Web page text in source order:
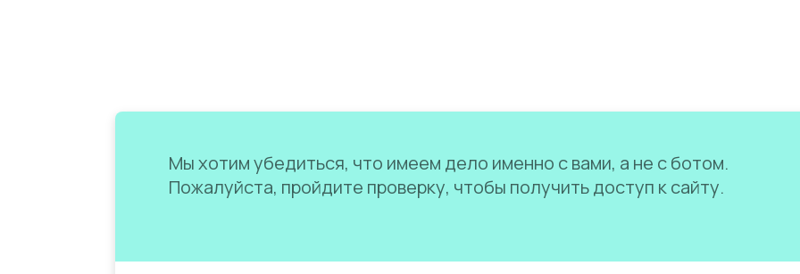
Мы хотим убедиться, что имеем дело именно с вами, а не с ботом.
Пожалуйста, пройдите проверку, чтобы получить доступ к сайту.